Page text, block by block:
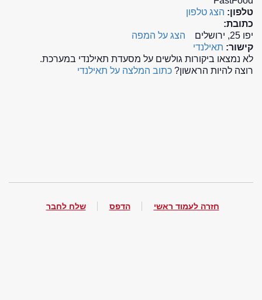
טלפון: הצג טלפון
כתובת:
יפו 25, ירושלים
הצג על המפה
קישור: תאילנדי
לא נמצאו ביקורות גולשים על מסעדת תאילנדי במערכת.
רוצה להיות הראשון? כתוב המלצה על תאילנדי
חזרה לעמוד ראשי הדפס שלח לחבר